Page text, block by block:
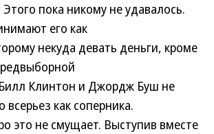
пока никому не удавалось.
его как
некуда девать деньги, кроме
Клинтон и Джордж Буш не
всерьез как соперника.
не смущает. Выступив вместе